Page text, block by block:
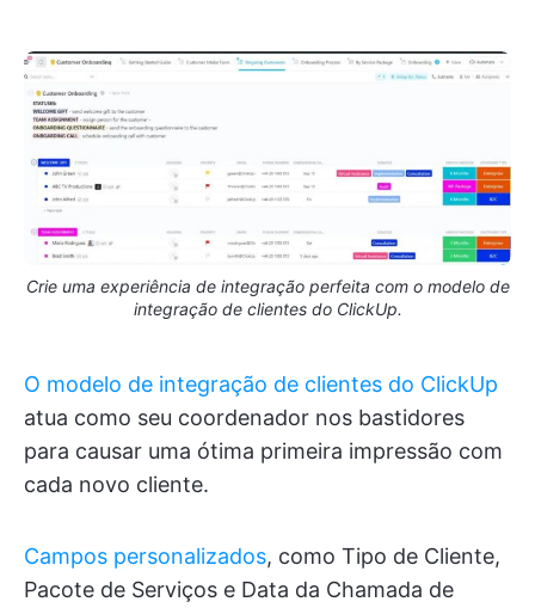
Crie uma experiência de integração perfeita com o modelo de
integração de clientes do ClickUp.
O modelo de integração de clientes do ClickUp
atua como seu coordenador nos bastidores
para causar uma ótima primeira impressão com
cada novo cliente.
Campos personalizados, como Tipo de Cliente,
Pacote de Serviços e Data da Chamada de